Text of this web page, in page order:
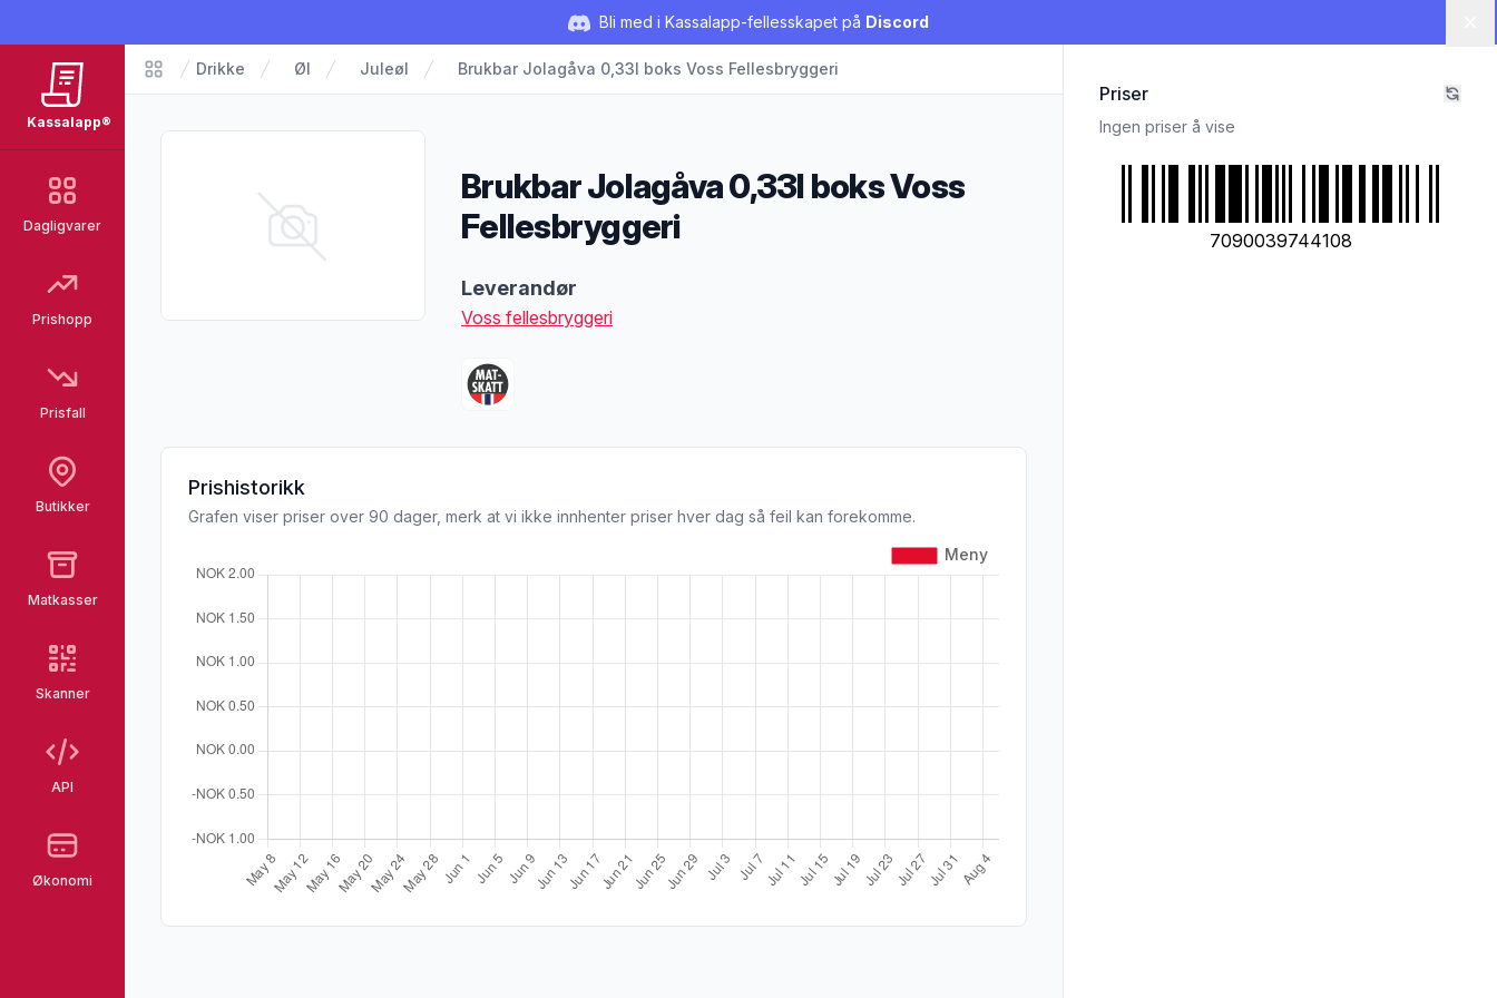
Bli med i Kassalapp-fellesskapet på Discord
Kassalapp®
Dagligvarer
Prishopp
Prisfall
Butikker
Matkasser
Skanner
API
Økonomi
Matvarer
Drikke Øl Juleøl Brukbar Jolagåva 0,33l boks Voss Fellesbryggeri
Brukbar Jolagåva 0,33l boks Voss
Fellesbryggeri
Leverandør
Voss fellesbryggeri
Prishistorikk
Grafen viser priser over 90 dager, merk at vi ikke innhenter priser hver dag så feil kan forekomme.
Priser
Ingen priser å vise
7090039744108